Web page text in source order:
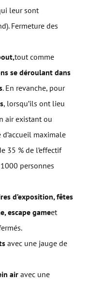
leur sont
Fermeture des
tout comme
se déroulant dans
. En revanche, pour
, lorsqu’ils ont lieu
air existant ou
maximale
35 % de l’effectif
personnes
d’exposition, fêtes
escape gameet
avec une jauge de
air avec une